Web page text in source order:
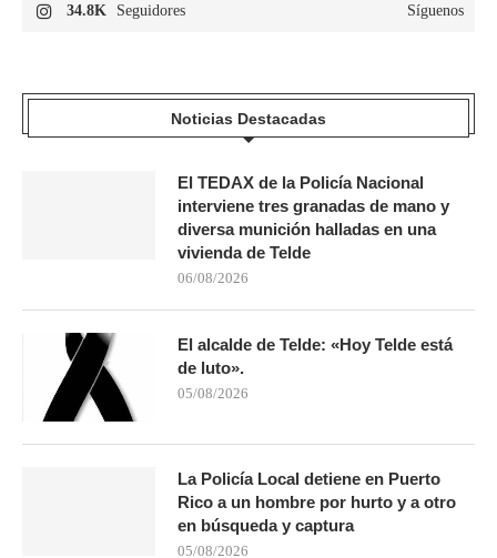
34.8K Seguidores Síguenos
Noticias Destacadas
El TEDAX de la Policía Nacional
interviene tres granadas de mano y
diversa munición halladas en una
vivienda de Telde
06/08/2026
El alcalde de Telde: «Hoy Telde está
de luto».
05/08/2026
La Policía Local detiene en Puerto
Rico a un hombre por hurto y a otro
en búsqueda y captura
05/08/2026